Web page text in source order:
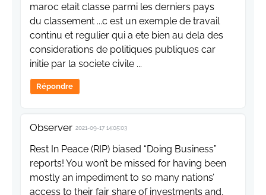
maroc etait classe parmi les derniers pays
du classement ...c est un exemple de travail
continu et regulier qui a ete bien au dela des
considerations de politiques publiques car
initie par la societe civile ...
Répondre
Observer 2021-09-17 14:05:03
Rest In Peace (RIP) biased “Doing Business”
reports! You won’t be missed for having been
mostly an impediment to so many nations’
access to their fair share of investments and,